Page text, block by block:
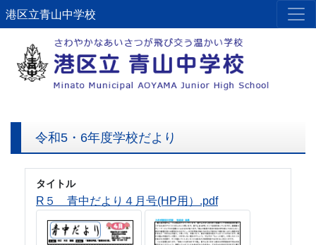
港区立青山中学校
令和5・6年度学校だより
タイトル
R５ 青中だより４月号(HP用）.pdf